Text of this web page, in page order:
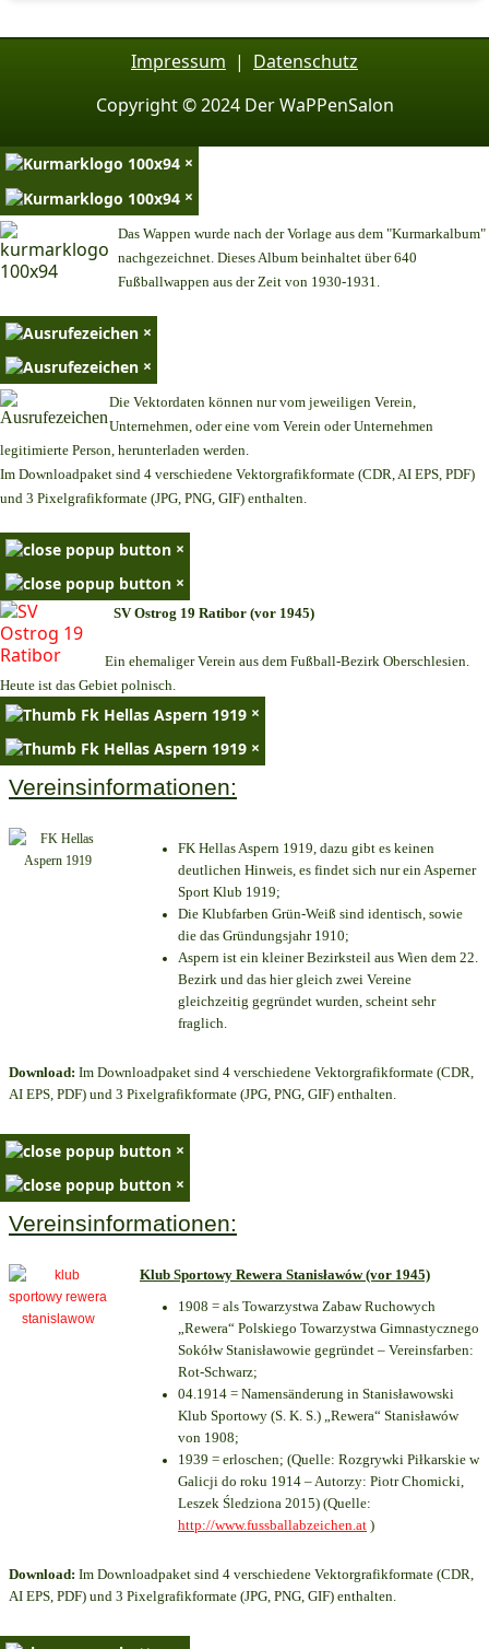
Impressum | Datenschutz
Copyright © 2024 Der WaPPenSalon
×
×
Das Wappen wurde nach der Vorlage aus dem "Kurmarkalbum"
nachgezeichnet. Dieses Album beinhaltet über 640
Fußballwappen aus der Zeit von 1930-1931.
×
×
Die Vektordaten können nur vom jeweiligen Verein,
Unternehmen, oder eine vom Verein oder Unternehmen
legitimierte Person, herunterladen werden.
Im Downloadpaket sind 4 verschiedene Vektorgrafikformate (CDR, AI EPS, PDF)
und 3 Pixelgrafikformate (JPG, PNG, GIF) enthalten.
×
×
SV Ostrog 19 Ratibor (vor 1945)
Ein ehemaliger Verein aus dem Fußball-Bezirk Oberschlesien.
Heute ist das Gebiet polnisch.
×
×
Vereinsinformationen:
FK Hellas Aspern 1919, dazu gibt es keinen
deutlichen Hinweis, es findet sich nur ein Asperner
Sport Klub 1919;
Die Klubfarben Grün-Weiß sind identisch, sowie
die das Gründungsjahr 1910;
Aspern ist ein kleiner Bezirksteil aus Wien dem 22.
Bezirk und das hier gleich zwei Vereine
gleichzeitig gegründet wurden, scheint sehr
fraglich.
Download: Im Downloadpaket sind 4 verschiedene Vektorgrafikformate (CDR,
AI EPS, PDF) und 3 Pixelgrafikformate (JPG, PNG, GIF) enthalten.
×
×
Vereinsinformationen:
Klub Sportowy Rewera Stanisławów (vor 1945)
1908 = als Towarzystwa Zabaw Ruchowych
„Rewera“ Polskiego Towarzystwa Gimnastycznego
Sokółw Stanisławowie gegründet – Vereinsfarben:
Rot-Schwarz;
04.1914 = Namensänderung in Stanisławowski
Klub Sportowy (S. K. S.) „Rewera“ Stanisławów
von 1908;
1939 = erloschen; (Quelle: Rozgrywki Piłkarskie w
Galicji do roku 1914 – Autorzy: Piotr Chomicki,
Leszek Śledziona 2015) (Quelle:
http://www.fussballabzeichen.at )
Download: Im Downloadpaket sind 4 verschiedene Vektorgrafikformate (CDR,
AI EPS, PDF) und 3 Pixelgrafikformate (JPG, PNG, GIF) enthalten.